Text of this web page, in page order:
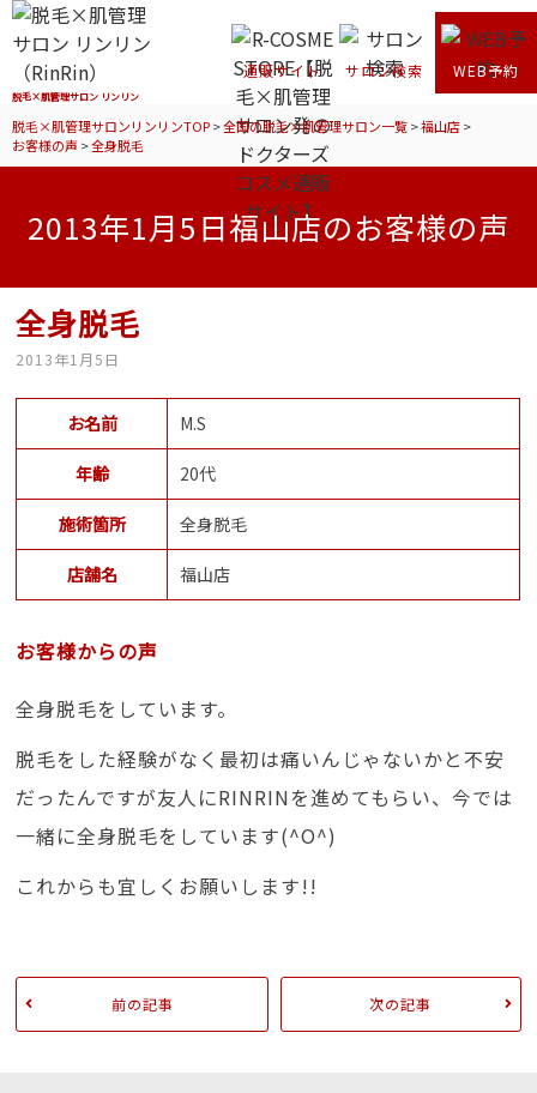
脱毛×肌管理サロン リンリン
通販サイト サロン検索 WEB予約
脱毛×肌管理サロンリンリンTOP>全国の脱毛×肌管理サロン一覧>福山店>
お客様の声 >全身脱毛
2013年1月5日福山店のお客様の声
全身脱毛
2013年1月5日
お名前 M.S
年齢 20代
施術箇所 全身脱毛
店舗名 福山店
お客様からの声
全身脱毛をしています。
脱毛をした経験がなく最初は痛いんじゃないかと不安
だったんですが友人にRINRINを進めてもらい、今では
一緒に全身脱毛をしています(^O^)
これからも宜しくお願いします!!
前の記事 次の記事